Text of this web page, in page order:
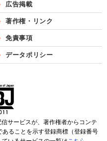
広告掲載
著作権・リンク
免責事項
データポリシー
サービスが、著作権者からコンテ
ることを示す登録商標（登録番号